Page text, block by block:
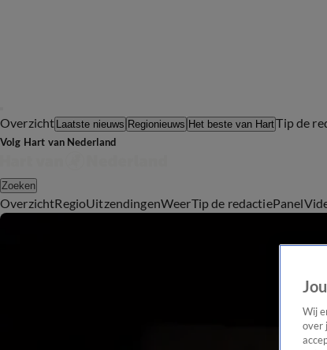
Overzicht Laatste nieuws Regionieuws Het beste van HartTip de
Volg Hart van Nederland
Zoeken
OverzichtRegioUitzendingenWeerTip de redactiePanel
Wij
over